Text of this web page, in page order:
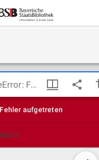
TypeError: Failed to fetch
aufgetreten